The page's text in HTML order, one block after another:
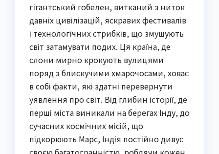
гігантський гобелен, витканий з ниток
давніх цивілізацій, яскравих фестивалів
і технологічних стрибків, що змушують
світ затамувати подих. Ця країна, де
слони мирно крокують вулицями
поряд з блискучими хмарочосами, ховає
в собі факти, які здатні перевернути
уявлення про світ. Від глибин історії, де
перші міста виникали на берегах Інду, до
сучасних космічних місій, що
підкорюють Марс, Індія постійно дивує